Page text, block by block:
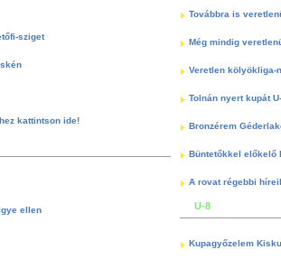
sziget
kattintson ide!
ellen
Továbbra is
Még mindig
Veretlen kölyökliga-
Tolnán nyert kupát
Bronzérem
Büntetőkkel előkelő
A rovat régebbi
U-8
Kupagyőzelem